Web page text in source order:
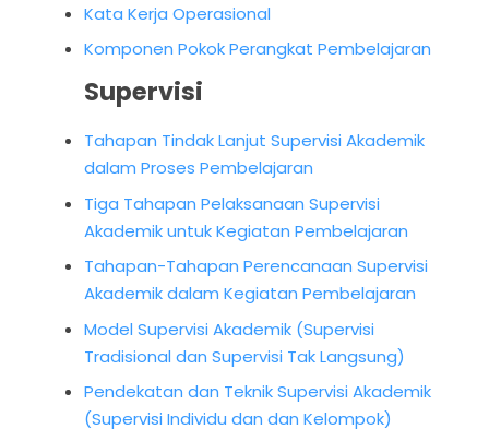
Kata Kerja Operasional
Komponen Pokok Perangkat Pembelajaran
Supervisi
Tahapan Tindak Lanjut Supervisi Akademik
dalam Proses Pembelajaran
Tiga Tahapan Pelaksanaan Supervisi
Akademik untuk Kegiatan Pembelajaran
Tahapan-Tahapan Perencanaan Supervisi
Akademik dalam Kegiatan Pembelajaran
Model Supervisi Akademik (Supervisi
Tradisional dan Supervisi Tak Langsung)
Pendekatan dan Teknik Supervisi Akademik
(Supervisi Individu dan dan Kelompok)